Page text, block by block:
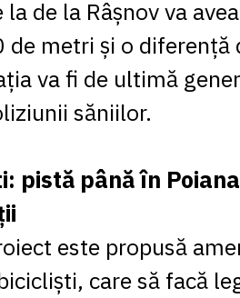
la de la Râșnov va
metri și o diferență
va fi de ultimă
săniilor.
pistă până în
este propusă
care să facă